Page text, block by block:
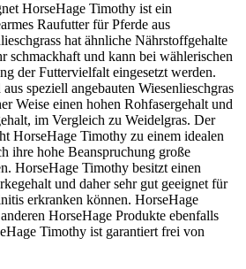
HorseHage Timothy ist ein
Raufutter für Pferde aus
hat ähnliche Nährstoffgehalte
schmackhaft und kann bei wählerischen
der Futtervielfalt eingesetzt werden.
speziell angebauten Wiesenlieschgras
Weise einen hohen Rohfasergehalt und
im Vergleich zu Weidelgras. Der
HorseHage Timothy zu einem idealen
ihre hohe Beanspruchung große
HorseHage Timothy besitzt einen
und daher sehr gut geeignet für
erkranken können. HorseHage
HorseHage Produkte ebenfalls
Timothy ist garantiert frei von